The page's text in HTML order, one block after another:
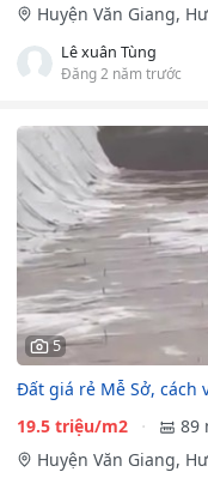
Huyện Văn Giang,
Lê xuân Tùng
Đăng 2 năm trước
5
Đất giá rẻ Mễ Sở, cách
19.5 triệu/m2
89
Huyện Văn Giang,